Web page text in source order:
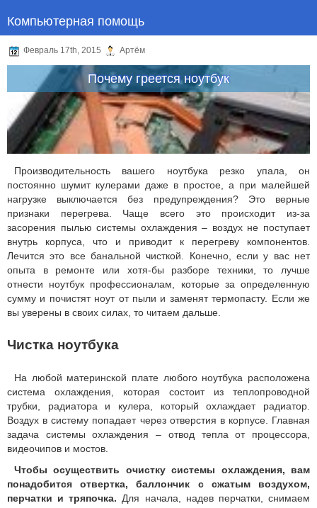
Компьютерная помощь
Февраль 17th, 2015 Артём
Почему греется ноутбук
Производительность вашего ноутбука резко упала, он
постоянно шумит кулерами даже в простое, а при малейшей
нагрузке выключается без предупреждения? Это верные
признаки перегрева. Чаще всего это происходит из-за
засорения пылью системы охлаждения – воздух не поступает
внутрь корпуса, что и приводит к перегреву компонентов.
Лечится это все банальной чисткой. Конечно, если у вас нет
опыта в ремонте или хотя-бы разборе техники, то лучше
отнести ноутбук профессионалам, которые за определенную
сумму и почистят ноут от пыли и заменят термопасту. Если же
вы уверены в своих силах, то читаем дальше.
Чистка ноутбука
На любой материнской плате любого ноутбука расположена
система охлаждения, которая состоит из теплопроводной
трубки, радиатора и кулера, который охлаждает радиатор.
Воздух в систему попадает через отверстия в корпусе. Главная
задача системы охлаждения – отвод тепла от процессора,
видеочипов и мостов.
Чтобы осуществить очистку системы охлаждения, вам
понадобится отвертка, баллончик с сжатым воздухом,
перчатки и тряпочка. Для начала, надев перчатки, снимаем